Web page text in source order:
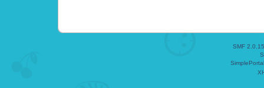
SMF 2.0.15